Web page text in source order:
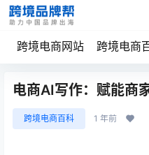
跨境电商网站 跨境电商
电商AI写作：赋能商
跨境电商百科 1 年前